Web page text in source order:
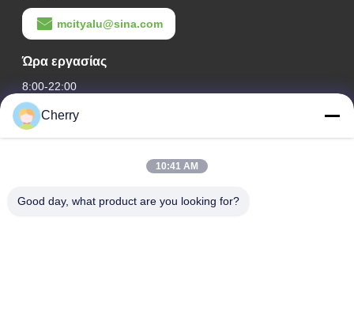
mcityalu@sina.com
Ώρα εργασίας
8:00-22:00
Η διεύθυνσή μας
Βιομηχανικό πάρκο Hegui, Lishui, Nanhai Foshan Guangdong
Cherry
10:41 AM
Good day, what product are you looking for?